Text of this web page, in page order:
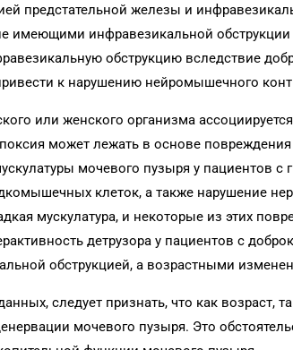
предстательной железы и
имеющими инфравезикальной
обструкцию вследствие
к нарушению нейромышечного
или женского организма
может лежать в основе
мочевого пузыря у пациентов с
клеток, а также нарушение
мускулатура, и некоторые из этих
детрузора у пациентов с
обструкцией, а возрастными
следует признать, что как возраст,
мочевого пузыря. Это